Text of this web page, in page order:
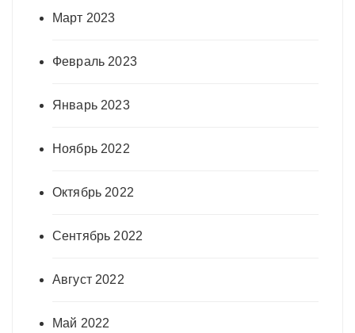
Март 2023
Февраль 2023
Январь 2023
Ноябрь 2022
Октябрь 2022
Сентябрь 2022
Август 2022
Май 2022